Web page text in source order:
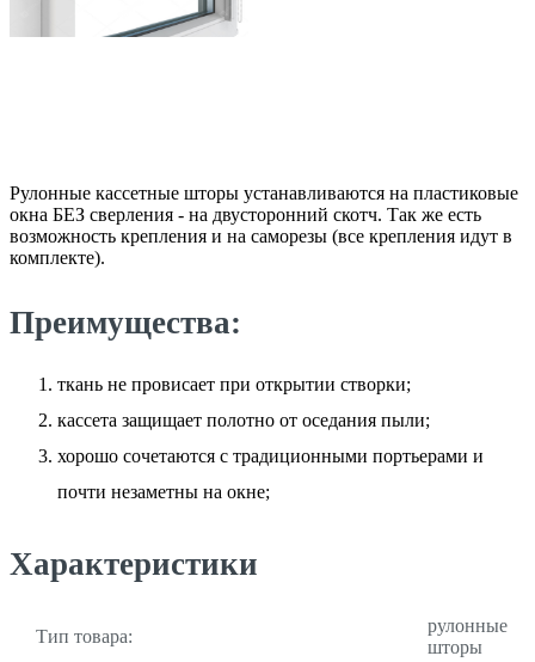
Рулонные кассетные шторы устанавливаются на пластиковые
окна БЕЗ сверления - на двусторонний скотч. Так же есть
возможность крепления и на саморезы (все крепления идут в
комплекте).
Преимущества:
ткань не провисает при открытии створки;
кассета защищает полотно от оседания пыли;
хорошо сочетаются с традиционными портьерами и
почти незаметны на окне;
Характеристики
Тип товара:
рулонные
шторы